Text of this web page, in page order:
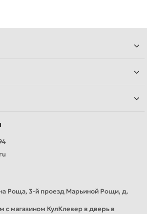
Роща, 3-й проезд Марьиной Рощи, д.
с магазином КулКлевер в дверь в